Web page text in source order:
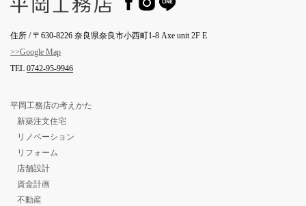
住所 / 〒630-8226 奈良県奈良市小西町1-8 Axe unit 2F E
>>Google Map
TEL 0742-95-9946
平岡工務店の考えかた
新築注文住宅
リノベーション
リフォーム
店舗設計
資金計画
不動産